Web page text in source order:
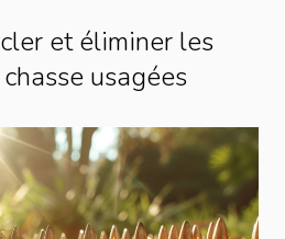
et éliminer les
usagées